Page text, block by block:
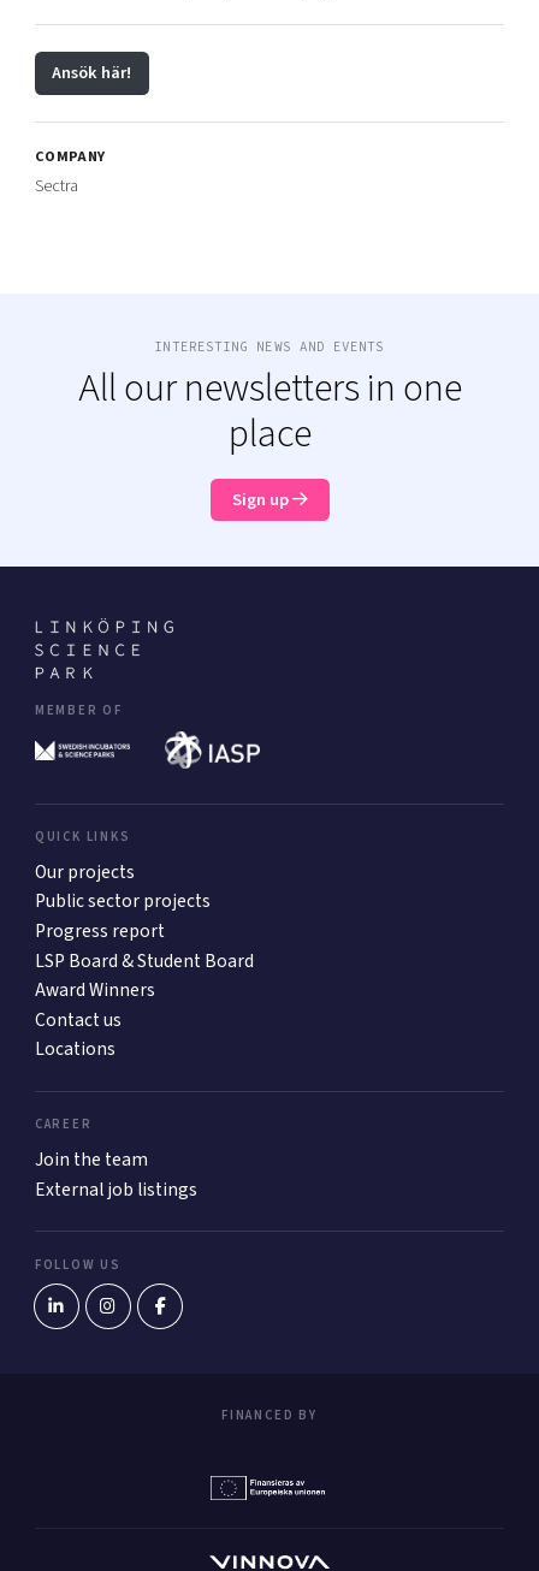
Ansök här!
COMPANY
Sectra
INTERESTING NEWS AND EVENTS
All our newsletters in one
place
Sign up
MEMBER OF
QUICK LINKS
Our projects
Public sector projects
Progress report
LSP Board & Student Board
Award Winners
Contact us
Locations
CAREER
Join the team
External job listings
FOLLOW US
FINANCED BY